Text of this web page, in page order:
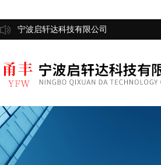
宁波启轩达科技有限公司